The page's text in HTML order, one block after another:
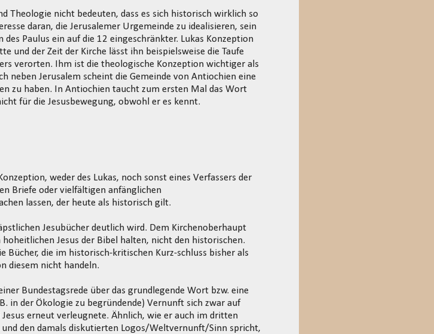
Theologie nicht bedeuten, dass es sich historisch wirklich so
daran, die Jerusalemer Urgemeinde zu idealisieren, sein
Paulus ein auf die 12 eingeschränkter. Lukas Konzeption
und der Zeit der Kirche lässt ihn beispielsweise die Taufe
verorten. Ihm ist die theologische Konzeption wichtiger als
neben Jerusalem scheint die Gemeinde von Antiochien eine
zu haben. In Antiochien taucht zum ersten Mal das Wort
für die Jesusbewegung, obwohl er es kennt.
weder des Lukas, noch sonst eines Verfassers der
Briefe oder vielfältigen anfänglichen
lassen, der heute als historisch gilt.
Jesubücher deutlich wird. Dem Kirchenoberhaupt
Jesus der Bibel halten, nicht den historischen.
Bücher, die im historisch-kritischen Kurz-schluss bisher als
diesem nicht handeln.
Bundestagsrede über das grundlegende Wort bzw. eine
in der Ökologie zu begründende) Vernunft sich zwar auf
erneut verleugnete. Ähnlich, wie er auch im dritten
den damals diskutierten Logos/Weltvernunft/Sinn spricht,